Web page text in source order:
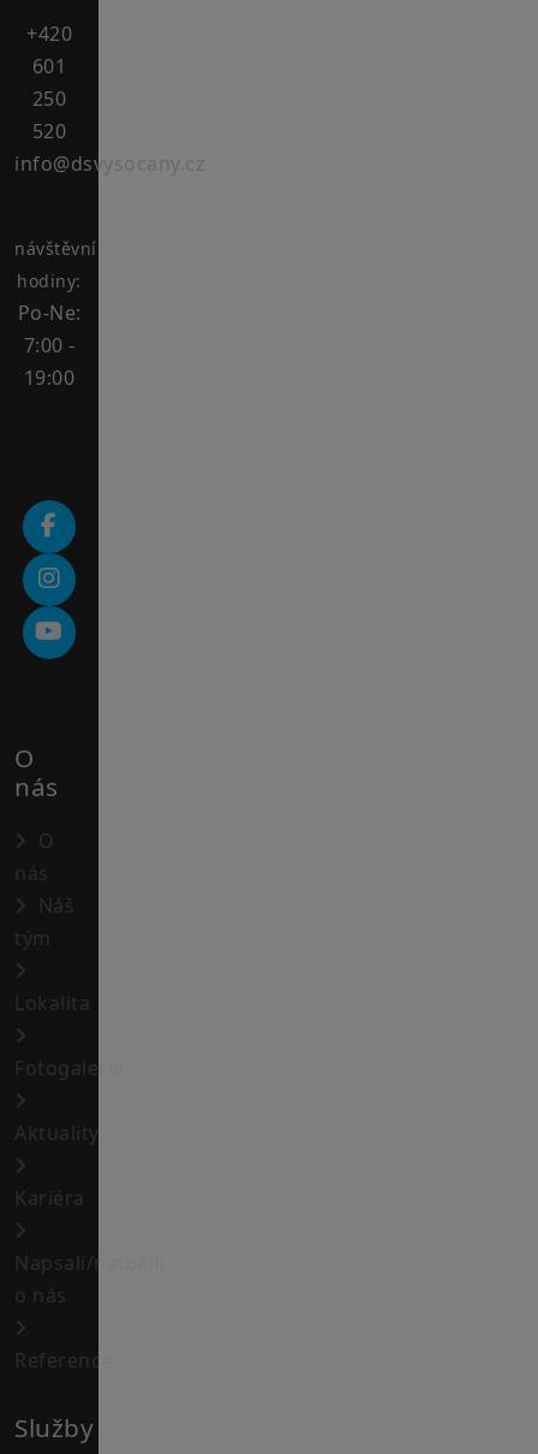
+420
601
250
520
info@dsvysocany.cz
návštěvní
hodiny:
Po-Ne:
7:00 -
19:00
O
nás
O
nás
Náš
tým
Lokalita
Fotogalerie
Aktuality
Kariéra
Napsali/natočili
o nás
Reference
Služby